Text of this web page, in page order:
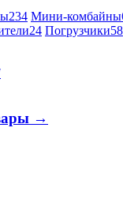
234 Мини-комбайны
24 Погрузчики58
→